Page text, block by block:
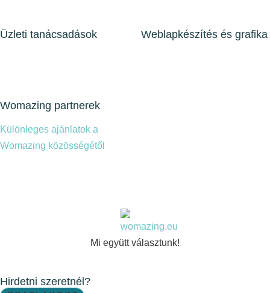
Üzleti tanácsadások Weblapkészítés és grafika
Womazing partnerek
Különleges ajánlatok a
Womazing közösségétől
Mi együtt választunk!
Hirdetni szeretnél?